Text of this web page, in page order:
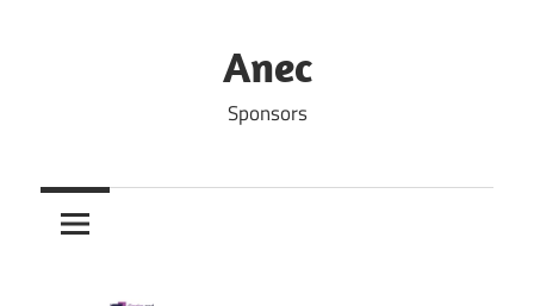
Anec
Sponsors